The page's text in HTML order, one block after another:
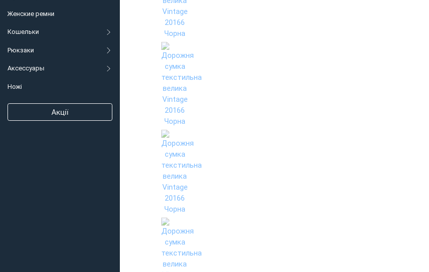
Женские ремни
Кошельки
Рюкзаки
Аксессуары
Ножі
Акції
Матеріал: текстиль;
Колір чорний;
Розміри (ШхВхГ, см): 54х36х24.
Країна виробник: Китай.
Особливості:
- основне відділення на змійці з потайною кишенею на змійці,